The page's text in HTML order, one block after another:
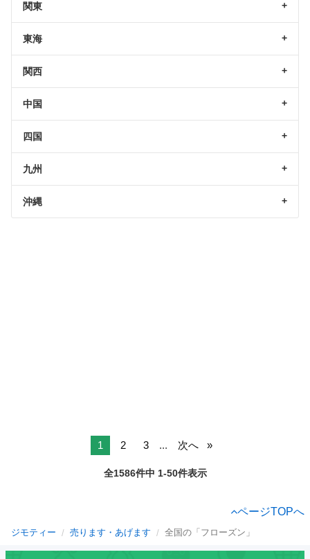
関東
東海
関西
中国
四国
九州
沖縄
1 2 3 ... 次へ
全1586件中 1-50件表示
ページTOPへ
ジモティー 売ります・あげます 全国の「フローズン」